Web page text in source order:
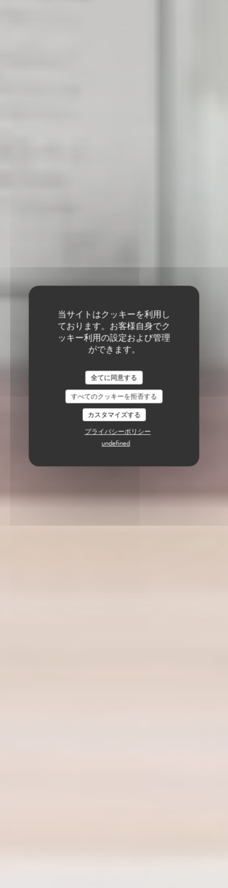
当サイトはクッキーを利用し
ております。お客様自身でク
ッキー利用の設定および管理
ができます。
全てに同意する
すべてのクッキーを拒否する
カスタマイズする
プライバシーポリシー
undefined